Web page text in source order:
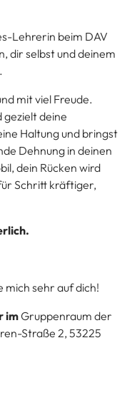
Lehrerin beim DAV
dir selbst und deinem
mit viel Freude.
gezielt deine
Haltung und bringst
Dehnung in deinen
dein Rücken wird
Schritt kräftiger,
mich sehr auf dich!
imGruppenraum der
Straße 2, 53225